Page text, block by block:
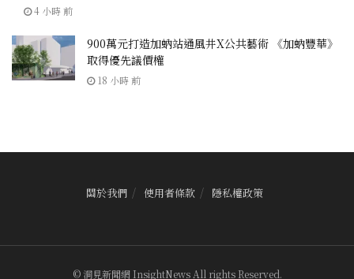
4 小時 前
900萬元打造加蚋站通風井X公共藝術 《加蚋豐華》
取得優先議價權
18 小時 前
關於我們 使用者條款 隱私權政策
© 洞見新聞網 InsightNews All rights Reserved.